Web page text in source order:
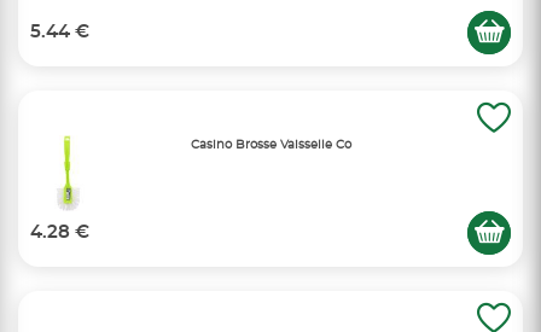
5.44 €
Casino Brosse Vaisselle Co
4.28 €